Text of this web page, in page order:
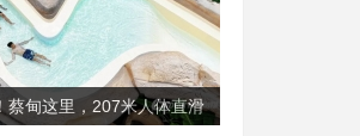
蔡甸这里，207米人体直滑